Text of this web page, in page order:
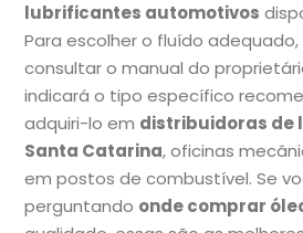
lubrificantes automotivos
Para escolher o fluído
consultar o manual do
indicará o tipo específico
adquiri-lo em distribuidoras de
Santa Catarina, oficinas
em postos de combustível. Se
perguntando onde comprar